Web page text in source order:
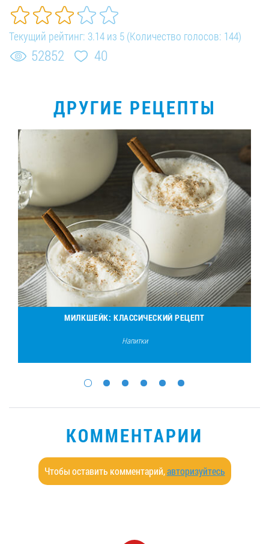
Текущий рейтинг: 3.14 из 5 (Количество голосов: 144)
52852 40
ДРУГИЕ РЕЦЕПТЫ
МИЛКШЕЙК: КЛАССИЧЕСКИЙ РЕЦЕПТ
Напитки
КОММЕНТАРИИ
Чтобы оставить комментарий,авторизуйтесь